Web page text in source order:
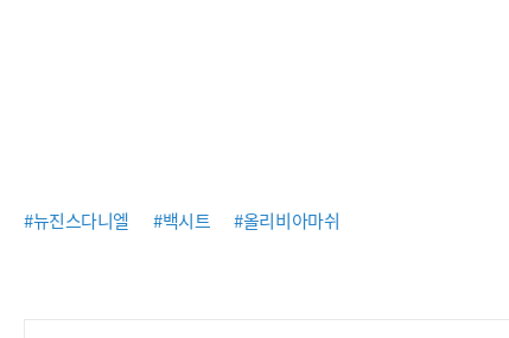
#뉴진스다니엘 #백시트 #올리비아마쉬